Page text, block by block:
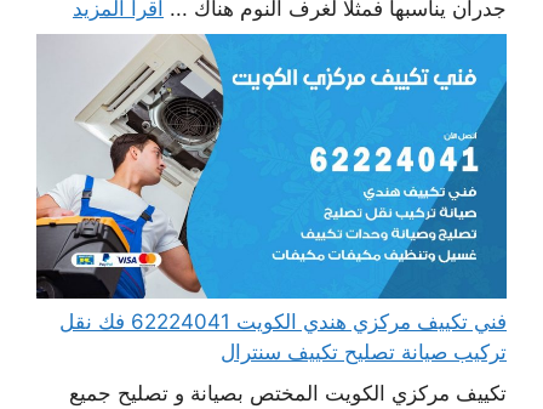
جدران يناسبها فمثلا لغرف النوم هناك ... اقرأ المزيد
فني تكييف مركزي هندي الكويت 62224041 فك نقل
تركيب صيانة تصليح تكييف سنترال
تكييف مركزي الكويت المختص بصيانة و تصليح جميع